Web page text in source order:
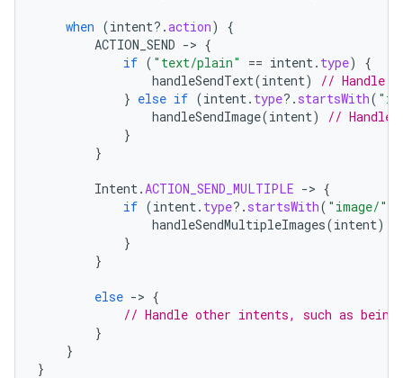
when (intent?.action)
{
ACTION_SEND -> {
if ( "text/plain" == intent. type)
{
handleSendText(intent)
// Handle
} else if (intent. type?. startsWith(
handleSendImage(intent)
// Handle
}
}
Intent.ACTION_SEND_MULTIPLE -> {
if (intent. type?. startsWith( "image/"
handleSendMultipleImages(intent)
}
}
else -> {
// Handle other intents, such as being
}
}
}